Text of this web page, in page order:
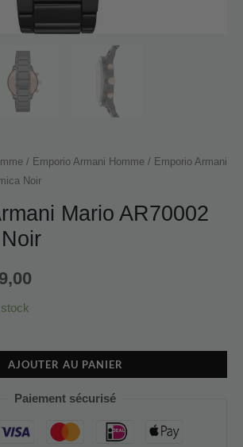
/ Emporio Armani Homme / Emporio Armani
Noir
Mario AR70002
stock
AJOUTER AU PANIER
Paiement sécurisé